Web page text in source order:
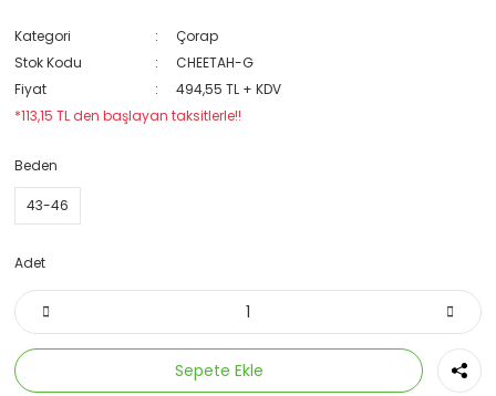
Kategori
Çorap
Stok Kodu
CHEETAH-G
Fiyat
494,55 TL + KDV
*113,15 TL den başlayan taksitlerle!!
Beden
43-46
Adet
Sepete Ekle